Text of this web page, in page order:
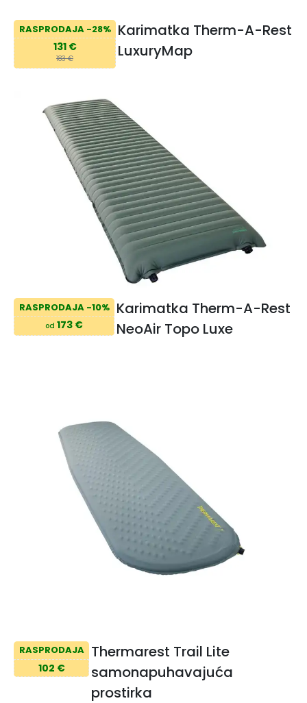
RASPRODAJA -28%
131 €
183 €
Karimatka Therm-A-Rest
LuxuryMap
RASPRODAJA -10%
od 173 €
Karimatka Therm-A-Rest
NeoAir Topo Luxe
RASPRODAJA
102 €
Thermarest Trail Lite
samonapuhavajuća
prostirka